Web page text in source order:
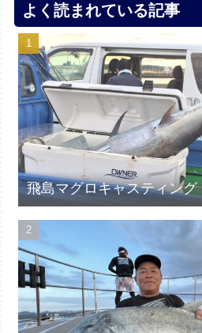
よく読まれている記事
飛島マグロキャスティング